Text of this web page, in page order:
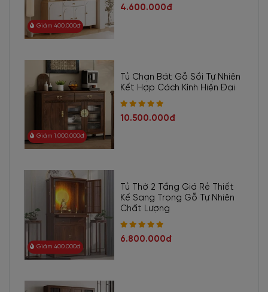
Giảm 400.000đ
4.600.000đ
Giảm 1.000.000đ
Tủ Chạn Bát Gỗ Sồi Tự Nhiên
Kết Hợp Cách Kính Hiện Đại
10.500.000đ
Giảm 400.000đ
Tủ Thờ 2 Tầng Giá Rẻ Thiết
Kế Sang Trọng Gỗ Tự Nhiên
Chất Lượng
6.800.000đ